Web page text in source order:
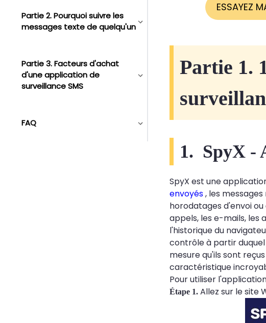
Partie 2. Pourquoi suivre les
messages texte de quelqu'un
Partie 3. Facteurs d'achat
d'une application de
surveillance SMS
FAQ
ESSAYEZ
Partie 1.
1. SpyX -
SpyX est une
envoyés, les
horodatages d'envoi ou
appels, les e-mails, les
l'historique du
contrôle à partir
mesure qu'ils sont
caractéristique
Pour utiliser l'application
Étape 1. Allez sur le site